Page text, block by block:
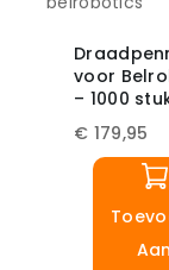
voor
– 1000
€ 179,95
Aan